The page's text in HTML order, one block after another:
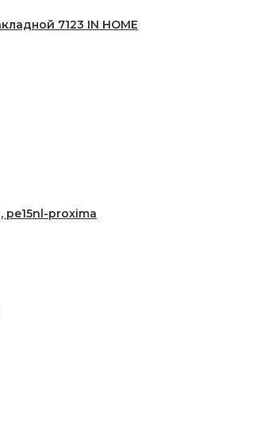
7123 IN HOME
pe15nl-proxima